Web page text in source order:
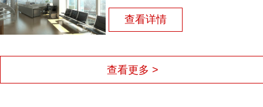
查看详情
查看更多 >